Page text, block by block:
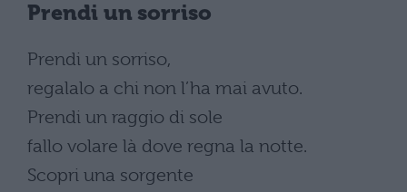
Prendi un sorriso
Prendi un sorriso,
regalalo a chi non l’ha mai avuto.
Prendi un raggio di sole
fallo volare là dove regna la notte.
Scopri una sorgente